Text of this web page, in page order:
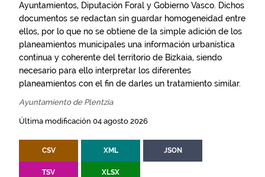
Ayuntamientos, Diputación Foral y Gobierno Vasco. Dichos
documentos se redactan sin guardar homogeneidad entre
ellos, por lo que no se obtiene de la simple adición de los
planeamientos municipales una información urbanística
continua y coherente del territorio de Bizkaia, siendo
necesario para ello interpretar los diferentes
planeamientos con el fin de darles un tratamiento similar.
Ayuntamiento de Plentzia
Última modificación 04 agosto 2026
CSV XML JSON
TSV XLSX